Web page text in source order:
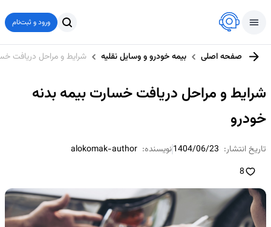
ورود و ثبت‌نام
صفحه اصلی بیمه خودرو و وسایل نقلیه شرایط و مراحل دریافت
شرایط و مراحل دریافت خسارت بیمه بدنه
خودرو
تاریخ انتشار: 1404/06/23نویسنده: alokomak-author
8